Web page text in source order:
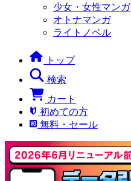
少女・女性マンガ
オトナマンガ
ライトノベル
トップ
検索
カート
初めての方
無料・セール